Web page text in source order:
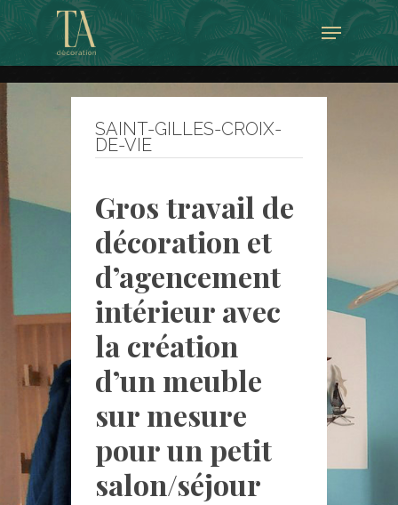
Skip
to
main
content
Menu
SAINT-GILLES-CROIX-
DE-VIE
Gros travail de
décoration et
d’agencement
intérieur avec
la création
d’un meuble
sur mesure
pour un petit
salon/séjour
Close